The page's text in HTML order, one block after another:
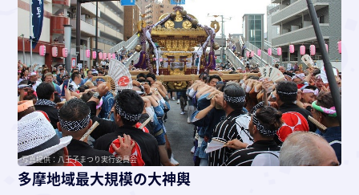
写真提供：八王子まつり実行委員会
多摩地域最大規模の大神輿